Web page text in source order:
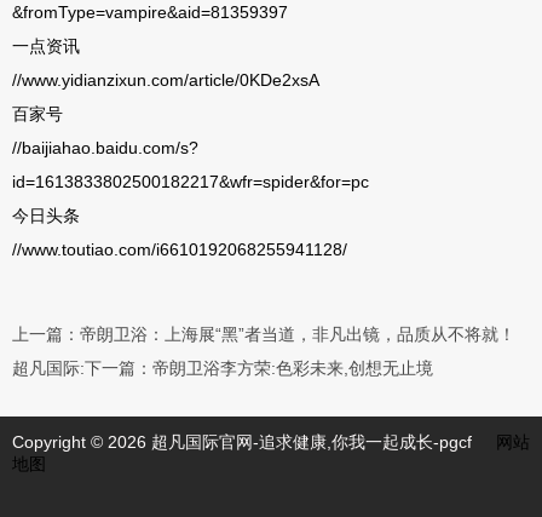
&fromType=vampire&aid=81359397
一点资讯
//www.yidianzixun.com/article/0KDe2xsA
百家号
//baijiahao.baidu.com/s?
id=1613833802500182217&wfr=spider&for=pc
今日头条
//www.toutiao.com/i6610192068255941128/
上一篇： 帝朗卫浴：上海展“黑”者当道，非凡出镜，品质从不将就！
超凡国际:下一篇： 帝朗卫浴李方荣:色彩未来,创想无止境
Copyright © 2026 超凡国际官网-追求健康,你我一起成长-pgcf
网站
地图